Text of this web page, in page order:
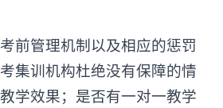
管理机制以及相应的惩罚
集训机构杜绝没有保障的情
学效果；是否有一对一教学